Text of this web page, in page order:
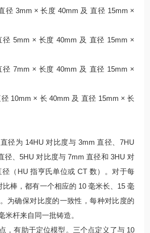
径 3mm × 长度 40mm 及 直径 15mm ×
径 5mm × 长度 40mm 及 直径 15mm ×
径 7mm × 长度 40mm 及 直径 15mm ×
10mm × 长 40mm 及 直径 15mm × 长
径为 14HU 对比度与 3mm 直径、7HU
径、5HU 对比度与 7mm 直径和 3HU 对
径（HU 指亨氏单位或 CT 数）。对于每
比棒，都有一个相应的 10 毫米长、15 毫
为确保对比度的一致性，每种对比度的
米杆来自同一批铸造。
，有助于定位模型。三个点定义了与 10